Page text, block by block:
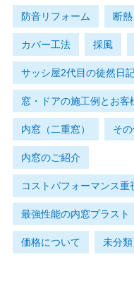
防音リフォーム 断
カバー工法 採風
サッシ屋2代目の徒然日
窓・ドアの施工例とお客
内窓（二重窓） そ
内窓のご紹介
コストパフォーマンス重
最強性能の内窓プラスト
価格について 未分類